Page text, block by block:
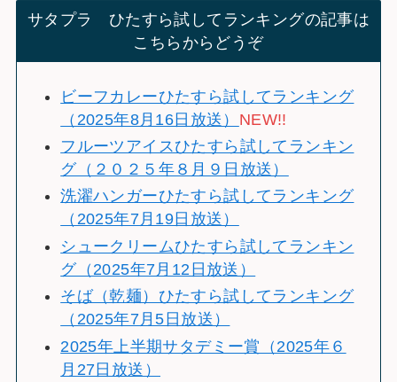
サタプラ ひたすら試してランキングの記事は
こちらからどうぞ
ビーフカレーひたすら試してランキング
（2025年8月16日放送） NEW!!
フルーツアイスひたすら試してランキン
グ（２０２５年８月９日放送）
洗濯ハンガーひたすら試してランキング
（2025年7月19日放送）
シュークリームひたすら試してランキン
グ（2025年7月12日放送）
そば（乾麺）ひたすら試してランキング
（2025年7月5日放送）
2025年上半期サタデミー賞（2025年６
月27日放送）